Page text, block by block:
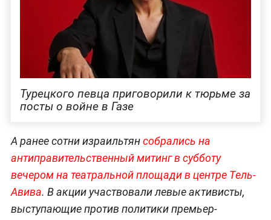
Турецкого певца приговорили к тюрьме за
посты о войне в Газе
А ранее сотни израильтянсобрались на
антиправительственный митинг в субботу
вечером на театральной площади в центре Тель-
Авива. В акции участвовали левые активисты,
выступающие против политики премьер-